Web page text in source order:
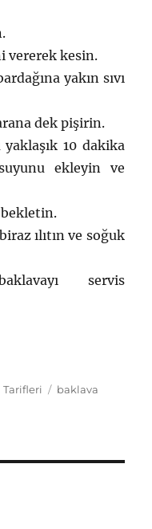
vererek kesin.
yakın sıvı
dek pişirin.
10 dakika
ekleyin ve
bekletin.
ılıtın ve soğuk
servis
Tarifleri Etiketler
baklava